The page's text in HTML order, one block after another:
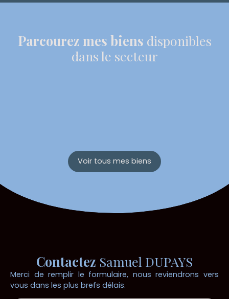
Parcourez mes biens disponibles
dans le secteur
Voir tous mes biens
Contactez Samuel DUPAYS
Merci de remplir le formulaire, nous reviendrons vers
vous dans les plus brefs délais.